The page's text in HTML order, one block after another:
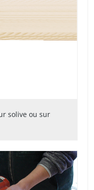
solive ou sur